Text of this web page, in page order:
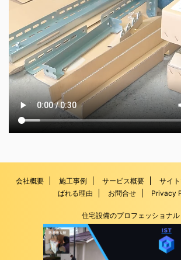
会社概要 施工事例 サービス概要 サイ
ばれる理由
お問合せ Privacy
住宅設備のプロフェッショナル